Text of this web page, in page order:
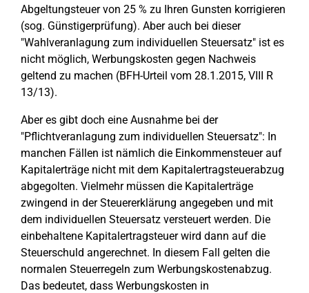
Abgeltungsteuer von 25 % zu Ihren Gunsten korrigieren
(sog. Günstigerprüfung). Aber auch bei dieser
"Wahlveranlagung zum individuellen Steuersatz" ist es
nicht möglich, Werbungskosten gegen Nachweis
geltend zu machen (BFH-Urteil vom 28.1.2015, VIII R
13/13).
Aber es gibt doch eine Ausnahme bei der
"Pflichtveranlagung zum individuellen Steuersatz": In
manchen Fällen ist nämlich die Einkommensteuer auf
Kapitalerträge nicht mit dem Kapitalertragsteuerabzug
abgegolten. Vielmehr müssen die Kapitalerträge
zwingend in der Steuererklärung angegeben und mit
dem individuellen Steuersatz versteuert werden. Die
einbehaltene Kapitalertragsteuer wird dann auf die
Steuerschuld angerechnet. In diesem Fall gelten die
normalen Steuerregeln zum Werbungskostenabzug.
Das bedeutet, dass Werbungskosten in